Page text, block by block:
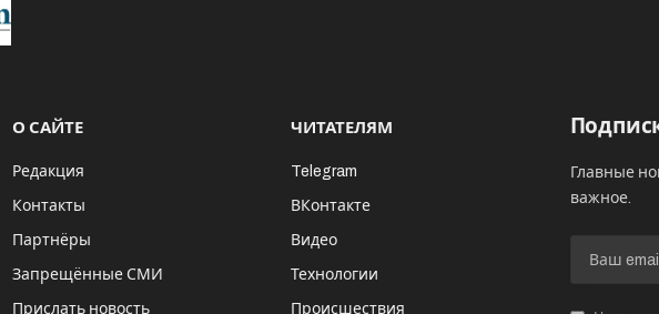
О САЙТЕ
Редакция
Контакты
Партнёры
Запрещённые СМИ
Прислать новость
ЧИТАТЕЛЯМ
Telegram
ВКонтакте
Видео
Технологии
Происшествия
Главные
важное.